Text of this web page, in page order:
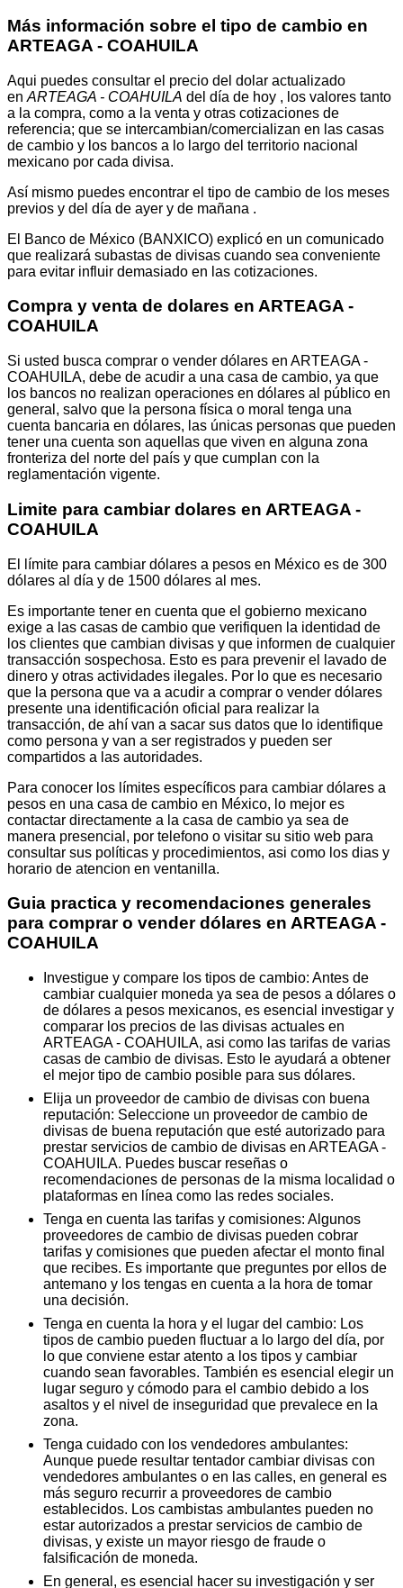
Más información sobre el tipo de cambio en
ARTEAGA - COAHUILA
Aqui puedes consultar el precio del dolar actualizado
en ARTEAGA - COAHUILA del día de hoy , los valores tanto
a la compra, como a la venta y otras cotizaciones de
referencia; que se intercambian/comercializan en las casas
de cambio y los bancos a lo largo del territorio nacional
mexicano por cada divisa.
Así mismo puedes encontrar el tipo de cambio de los meses
previos y del día de ayer y de mañana .
El Banco de México (BANXICO) explicó en un comunicado
que realizará subastas de divisas cuando sea conveniente
para evitar influir demasiado en las cotizaciones.
Compra y venta de dolares en ARTEAGA -
COAHUILA
Si usted busca comprar o vender dólares en ARTEAGA -
COAHUILA, debe de acudir a una casa de cambio, ya que
los bancos no realizan operaciones en dólares al público en
general, salvo que la persona física o moral tenga una
cuenta bancaria en dólares, las únicas personas que pueden
tener una cuenta son aquellas que viven en alguna zona
fronteriza del norte del país y que cumplan con la
reglamentación vigente.
Limite para cambiar dolares en ARTEAGA -
COAHUILA
El límite para cambiar dólares a pesos en México es de 300
dólares al día y de 1500 dólares al mes.
Es importante tener en cuenta que el gobierno mexicano
exige a las casas de cambio que verifiquen la identidad de
los clientes que cambian divisas y que informen de cualquier
transacción sospechosa. Esto es para prevenir el lavado de
dinero y otras actividades ilegales. Por lo que es necesario
que la persona que va a acudir a comprar o vender dólares
presente una identificación oficial para realizar la
transacción, de ahí van a sacar sus datos que lo identifique
como persona y van a ser registrados y pueden ser
compartidos a las autoridades.
Para conocer los límites específicos para cambiar dólares a
pesos en una casa de cambio en México, lo mejor es
contactar directamente a la casa de cambio ya sea de
manera presencial, por telefono o visitar su sitio web para
consultar sus políticas y procedimientos, asi como los dias y
horario de atencion en ventanilla.
Guia practica y recomendaciones generales
para comprar o vender dólares en ARTEAGA -
COAHUILA
Investigue y compare los tipos de cambio: Antes de
cambiar cualquier moneda ya sea de pesos a dólares o
de dólares a pesos mexicanos, es esencial investigar y
comparar los precios de las divisas actuales en
ARTEAGA - COAHUILA, asi como las tarifas de varias
casas de cambio de divisas. Esto le ayudará a obtener
el mejor tipo de cambio posible para sus dólares.
Elija un proveedor de cambio de divisas con buena
reputación: Seleccione un proveedor de cambio de
divisas de buena reputación que esté autorizado para
prestar servicios de cambio de divisas en ARTEAGA -
COAHUILA. Puedes buscar reseñas o
recomendaciones de personas de la misma localidad o
plataformas en línea como las redes sociales.
Tenga en cuenta las tarifas y comisiones: Algunos
proveedores de cambio de divisas pueden cobrar
tarifas y comisiones que pueden afectar el monto final
que recibes. Es importante que preguntes por ellos de
antemano y los tengas en cuenta a la hora de tomar
una decisión.
Tenga en cuenta la hora y el lugar del cambio: Los
tipos de cambio pueden fluctuar a lo largo del día, por
lo que conviene estar atento a los tipos y cambiar
cuando sean favorables. También es esencial elegir un
lugar seguro y cómodo para el cambio debido a los
asaltos y el nivel de inseguridad que prevalece en la
zona.
Tenga cuidado con los vendedores ambulantes:
Aunque puede resultar tentador cambiar divisas con
vendedores ambulantes o en las calles, en general es
más seguro recurrir a proveedores de cambio
establecidos. Los cambistas ambulantes pueden no
estar autorizados a prestar servicios de cambio de
divisas, y existe un mayor riesgo de fraude o
falsificación de moneda.
En general, es esencial hacer su investigación y ser